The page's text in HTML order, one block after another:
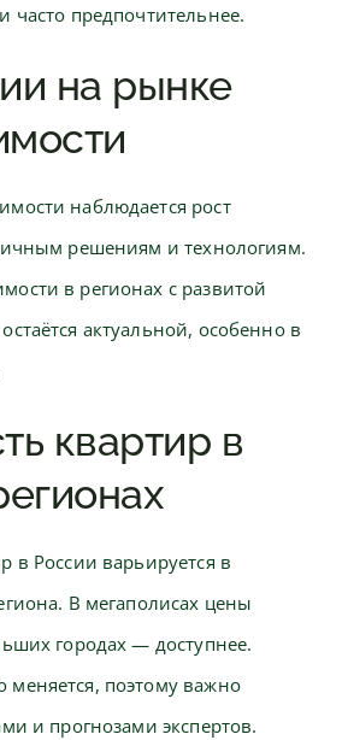
часто предпочтительнее.
на рынке
наблюдается рост
решениям и технологиям.
в регионах с развитой
актуальной, особенно в
квартир в
в России варьируется в
В мегаполисах цены
городах — доступнее.
поэтому важно
и прогнозами экспертов.